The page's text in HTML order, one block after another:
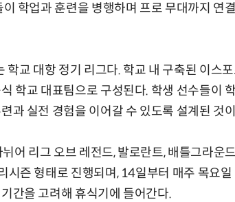
학업과 훈련을 병행하며 프로 무대까지 연
교 대항 정기 리그다. 학교 내 구축된 이스
학교 대표팀으로 구성된다. 학생 선수들이
과 실전 경험을 이어갈 수 있도록 설계된 것
어 리그 오브 레전드, 발로란트, 배틀그라운
시즌 형태로 진행되며, 14일부터 매주 목요
간을 고려해 휴식기에 들어간다.